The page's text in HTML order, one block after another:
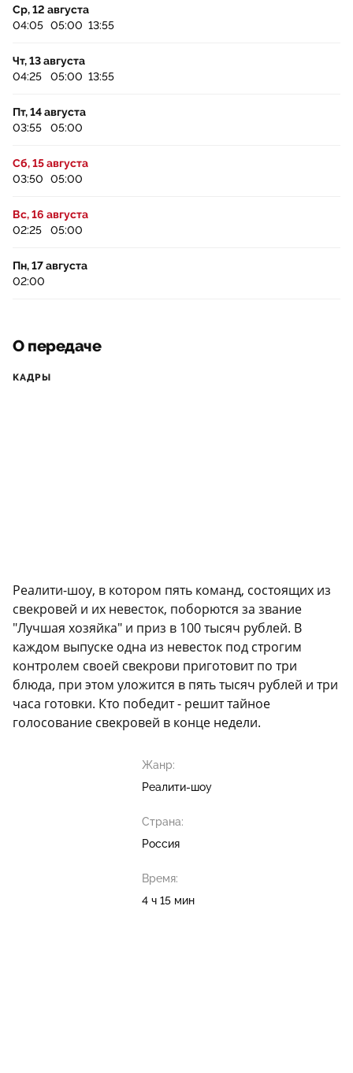
Ср, 12 августа
04:05 05:00 13:55
Чт, 13 августа
04:25
05:00 13:55
Пт, 14 августа
03:55
05:00
Сб, 15 августа
03:50
05:00
Вс, 16 августа
02:25
05:00
Пн, 17 августа
02:00
О передаче
КАДРЫ
Реалити-шоу, в котором пять команд, состоящих из
свекровей и их невесток, поборются за звание
"Лучшая хозяйка" и приз в 100 тысяч рублей. В
каждом выпуске одна из невесток под строгим
контролем своей свекрови приготовит по три
блюда, при этом уложится в пять тысяч рублей и три
часа готовки. Кто победит - решит тайное
голосование свекровей в конце недели.
Жанр:
Реалити-шоу
Страна:
Россия
Время:
4 ч 15 мин